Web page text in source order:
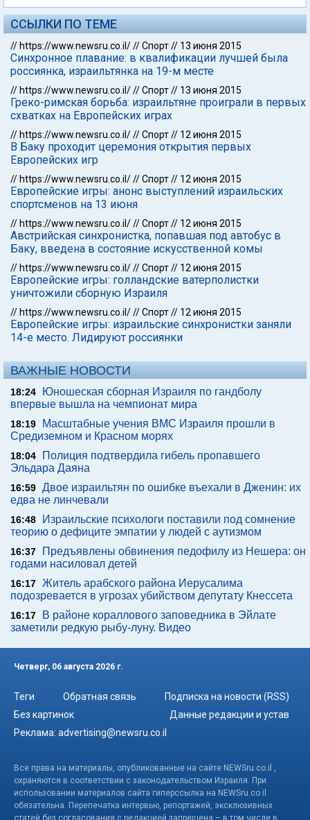
ССЫЛКИ ПО ТЕМЕ
// https://www.newsru.co.il///Спорт// 13 июня 2015
Синхронное плавание: в квалификации лучшей была
россиянка, израильтянка на 19-м месте
// https://www.newsru.co.il///Спорт// 13 июня 2015
Греко-римская борьба: израильтяне проиграли в первых
схватках на Европейских играх
// https://www.newsru.co.il///Спорт// 12 июня 2015
В Баку проходит церемония открытия первых
Европейских игр
// https://www.newsru.co.il///Спорт// 12 июня 2015
Европейские игры: анонс выступлений израильских
спортсменов на 13 июня
// https://www.newsru.co.il///Спорт// 12 июня 2015
Австрийская синхронистка, попавшая под автобус в
Баку, введена в состояние искусственной комы
// https://www.newsru.co.il///Спорт// 12 июня 2015
Европейские игры: голландские ватерполистки
уничтожили сборную Израиля
// https://www.newsru.co.il///Спорт// 12 июня 2015
Европейские игры: израильские синхронистки заняли
14-е место. Лидируют россиянки
ВАЖНЫЕ НОВОСТИ
18:24
Юношеская сборная Израиля по гандболу
впервые вышла на чемпионат мира
18:19
Масштабные учения ВМС Израиля прошли в
Средиземном и Красном морях
18:04
Полиция подтвердила гибель пропавшего
Эльдара Даяна
16:59 Двое израильтян по ошибке въехали в Дженин: их
едва не линчевали
16:48
Израильские психологи поставили под сомнение
теорию о дефиците эмпатии у людей с аутизмом
16:37
Предъявлены обвинения педофилу из Нешера: он
годами насиловал детей
16:17 Житель арабского района Иерусалима
подозревается в угрозах убийством депутату Кнессета
16:17
В районе кораллового заповедника в Эйлате
заметили редкую рыбу-луну. Видео
Четверг, 06 августа 2026 г.
Теги Обратная связь
Подписка на новости (RSS)
Без картинок
Данные редакции и устав
Реклама: advertising@newsru.co.il
Все права на материалы, опубликованные на сайте NEWSru.co.il ,
охраняются в соответствии с законодательством Израиля. При
использовании материалов сайта гиперссылка на NEWSru.co.il
обязательна. Перепечатка интервью, репортажей, эксклюзивных
статей без согласования с редакцией запрещена – в том числе в